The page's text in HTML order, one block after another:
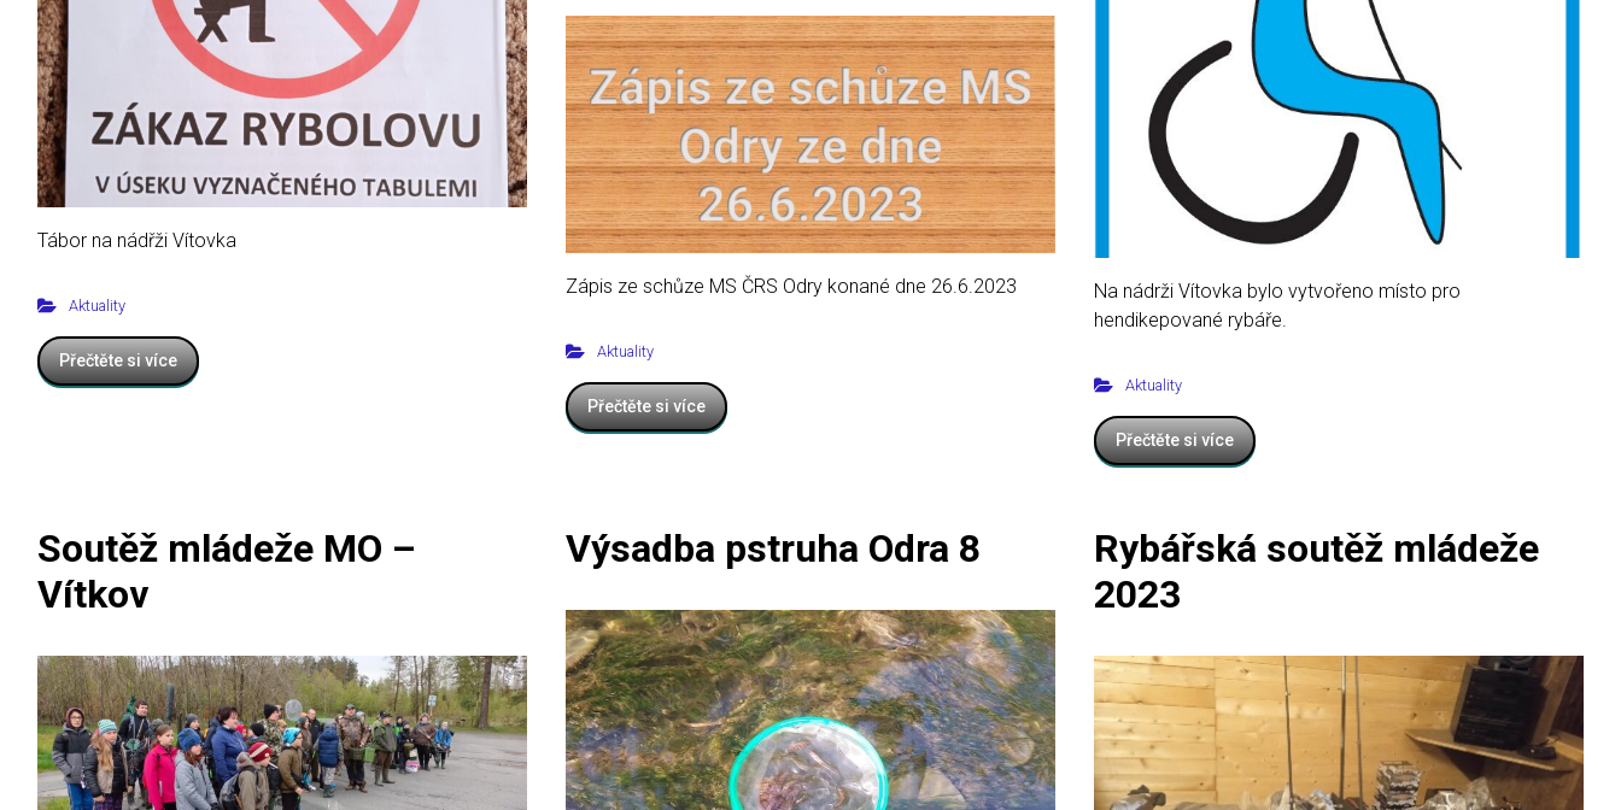
Tábor na nádřži Vítovka
Aktuality
Přečtěte si více
Zápis ze schůze MS ČRS Odry konané dne 26.6.2023
Aktuality
Přečtěte si více
Na nádrži Vítovka bylo vytvořeno místo pro
hendikepované rybáře.
Aktuality
Přečtěte si více
Soutěž mládeže MO –
Vítkov
Výsadba pstruha Odra 8
Rybářská soutěž mládeže
2023